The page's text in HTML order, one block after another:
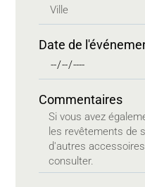
Date de
Commentaires